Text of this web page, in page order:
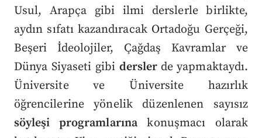
Usul, Arapça gibi ilmi derslerle birlikte,
aydın sıfatı kazandıracak Ortadoğu Gerçeği,
Beşeri İdeolojiler, Çağdaş Kavramlar ve
Dünya Siyaseti gibi dersler de yapmaktaydı.
Üniversite ve Üniversite hazırlık
öğrencilerine yönelik düzenlenen sayısız
söyleşi programlarınakonuşmacı olarak